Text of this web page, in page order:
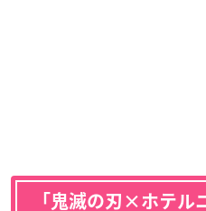
「鬼滅の刃×ホテル